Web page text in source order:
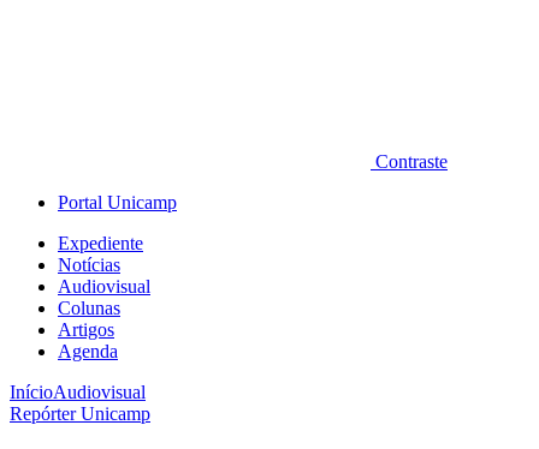
Contraste
Portal Unicamp
Expediente
Notícias
Audiovisual
Colunas
Artigos
Agenda
InícioAudiovisual
Repórter Unicamp